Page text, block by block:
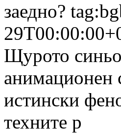
заедно?
Щурото
анимационен
истински
техните р